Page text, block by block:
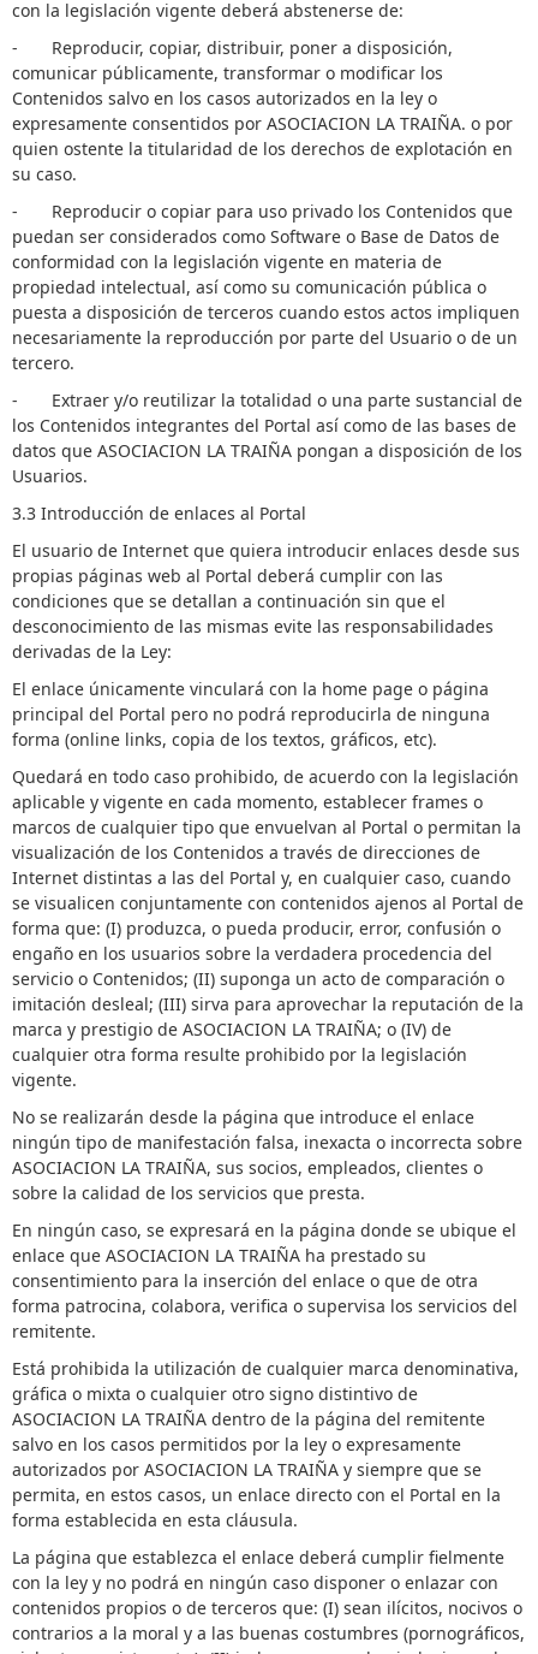
con la legislación vigente deberá abstenerse de:
- Reproducir, copiar, distribuir, poner a disposición,
comunicar públicamente, transformar o modificar los
Contenidos salvo en los casos autorizados en la ley o
expresamente consentidos por ASOCIACION LA TRAIÑA. o por
quien ostente la titularidad de los derechos de explotación en
su caso.
- Reproducir o copiar para uso privado los Contenidos que
puedan ser considerados como Software o Base de Datos de
conformidad con la legislación vigente en materia de
propiedad intelectual, así como su comunicación pública o
puesta a disposición de terceros cuando estos actos impliquen
necesariamente la reproducción por parte del Usuario o de un
tercero.
- Extraer y/o reutilizar la totalidad o una parte sustancial de
los Contenidos integrantes del Portal así como de las bases de
datos que ASOCIACION LA TRAIÑA pongan a disposición de los
Usuarios.
3.3 Introducción de enlaces al Portal
El usuario de Internet que quiera introducir enlaces desde sus
propias páginas web al Portal deberá cumplir con las
condiciones que se detallan a continuación sin que el
desconocimiento de las mismas evite las responsabilidades
derivadas de la Ley:
El enlace únicamente vinculará con la home page o página
principal del Portal pero no podrá reproducirla de ninguna
forma (online links, copia de los textos, gráficos, etc).
Quedará en todo caso prohibido, de acuerdo con la legislación
aplicable y vigente en cada momento, establecer frames o
marcos de cualquier tipo que envuelvan al Portal o permitan la
visualización de los Contenidos a través de direcciones de
Internet distintas a las del Portal y, en cualquier caso, cuando
se visualicen conjuntamente con contenidos ajenos al Portal de
forma que: (I) produzca, o pueda producir, error, confusión o
engaño en los usuarios sobre la verdadera procedencia del
servicio o Contenidos; (II) suponga un acto de comparación o
imitación desleal; (III) sirva para aprovechar la reputación de la
marca y prestigio de ASOCIACION LA TRAIÑA; o (IV) de
cualquier otra forma resulte prohibido por la legislación
vigente.
No se realizarán desde la página que introduce el enlace
ningún tipo de manifestación falsa, inexacta o incorrecta sobre
ASOCIACION LA TRAIÑA, sus socios, empleados, clientes o
sobre la calidad de los servicios que presta.
En ningún caso, se expresará en la página donde se ubique el
enlace que ASOCIACION LA TRAIÑA ha prestado su
consentimiento para la inserción del enlace o que de otra
forma patrocina, colabora, verifica o supervisa los servicios del
remitente.
Está prohibida la utilización de cualquier marca denominativa,
gráfica o mixta o cualquier otro signo distintivo de
ASOCIACION LA TRAIÑA dentro de la página del remitente
salvo en los casos permitidos por la ley o expresamente
autorizados por ASOCIACION LA TRAIÑA y siempre que se
permita, en estos casos, un enlace directo con el Portal en la
forma establecida en esta cláusula.
La página que establezca el enlace deberá cumplir fielmente
con la ley y no podrá en ningún caso disponer o enlazar con
contenidos propios o de terceros que: (I) sean ilícitos, nocivos o
contrarios a la moral y a las buenas costumbres (pornográficos,